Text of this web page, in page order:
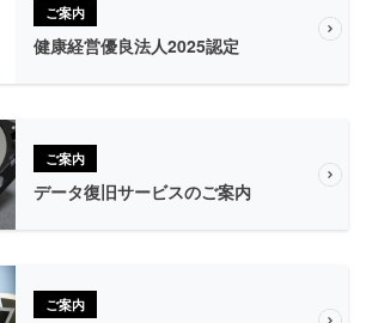
ご案内
健康経営優良法人2025認定
ご案内
データ復旧サービスのご案内
ご案内